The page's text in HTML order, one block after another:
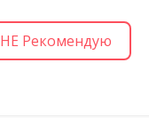
НЕ Рекомендую